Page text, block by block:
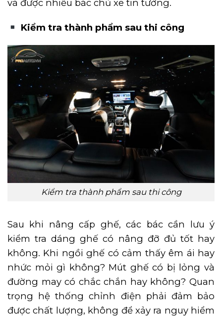
và được nhiều bác chủ xe tin tưởng.
Kiểm tra thành phẩm sau thi công
Kiểm tra thành phẩm sau thi công
Sau khi nâng cấp ghế, các bác cần lưu ý
kiểm tra dáng ghế có nâng đỡ đủ tốt hay
không. Khi ngồi ghế có cảm thấy êm ái hay
nhức mỏi gì không? Mút ghế có bị lỏng và
đường may có chắc chắn hay không? Quan
trọng hệ thống chỉnh điện phải đảm bảo
được chất lượng, không để xảy ra nguy hiểm